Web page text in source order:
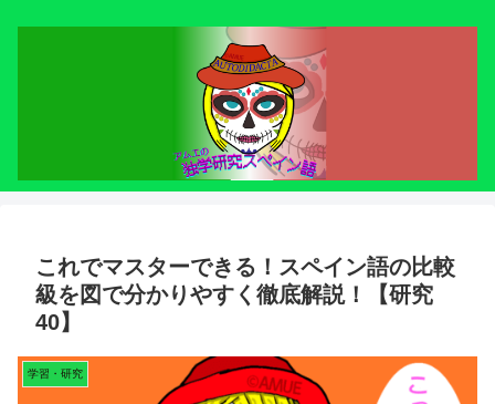
これでマスターできる！スペイン語の比較
級を図で分かりやすく徹底解説！【研究
40】
学習・研究